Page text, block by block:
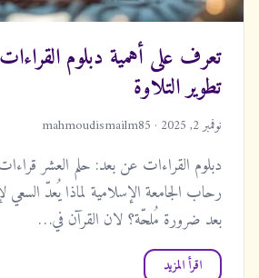
تعرف على أهمية دبلوم
تطوير التلاوة
نوفمبر 2, 2025 · mahmoudismailm85
دبلوم القراءات عن بعد: حلم العشر
رحاب الجامعة الإسلامية لماذا يُعدّ
بعد ضرورة مُلحّة؟ لان القرآن في…
اقرأ المزيد